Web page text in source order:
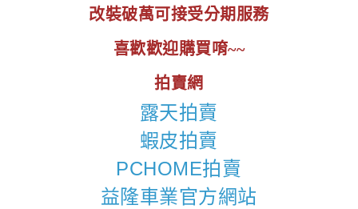
改裝破萬可接受分期服務
喜歡歡迎購買唷~~
拍賣網
露天拍賣
蝦皮拍賣
PCHOME拍賣
益隆車業官方網站